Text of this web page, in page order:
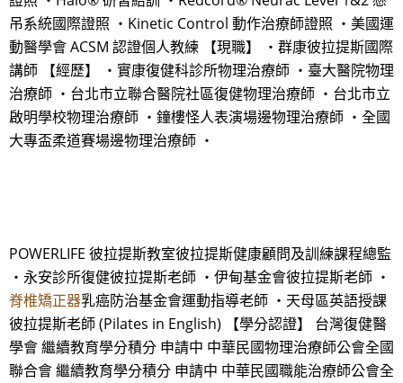
吊系統國際證照 ・Kinetic Control 動作治療師證照 ・美國運
動醫學會 ACSM 認證個人教練 【現職】 ・群康彼拉提斯國際
講師 【經歷】 ・實康復健科診所物理治療師 ・臺大醫院物理
治療師 ・台北市立聯合醫院社區復健物理治療師 ・台北市立
啟明學校物理治療師 ・鐘樓怪人表演場邊物理治療師 ・全國
大專盃柔道賽場邊物理治療師 ・
POWERLIFE 彼拉提斯教室彼拉提斯健康顧問及訓練課程總監
・永安診所復健彼拉提斯老師 ・伊甸基金會彼拉提斯老師 ・
脊椎矯正器乳癌防治基金會運動指導老師 ・天母區英語授課
彼拉提斯老師 (Pilates in English) 【學分認證】 台灣復健醫
學會 繼續教育學分積分 申請中 中華民國物理治療師公會全國
聯合會 繼續教育學分積分 申請中 中華民國職能治療師公會全